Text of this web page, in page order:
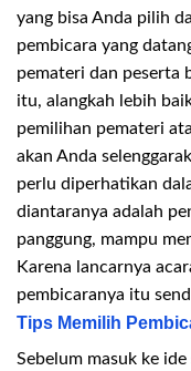
yang bisa Anda pilih
pembicara yang
pemateri dan peserta
itu, alangkah lebih
pemilihan pemateri
akan Anda
perlu diperhatikan
diantaranya adalah
panggung, mampu
Karena lancarnya
pembicaranya itu
Tips Memilih
Sebelum masuk ke ide